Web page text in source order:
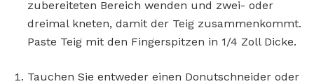
zubereiteten Bereich wenden und zwei- oder
dreimal kneten, damit der Teig zusammenkommt.
Paste Teig mit den Fingerspitzen in 1/4 Zoll Dicke.
Tauchen Sie entweder einen Donutschneider oder